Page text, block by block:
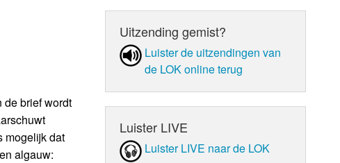
de brief wordt
mogelijk dat
algauw:
Uitzending gemist?
Luister de uit­zen­din­gen van
de LOK online terug
Luister LIVE
Luister LIVE naar de LOK